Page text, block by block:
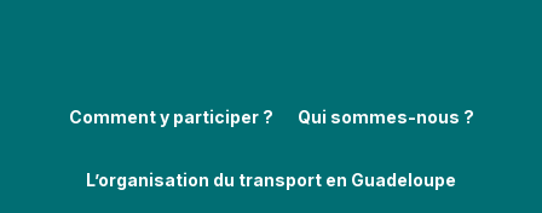
Comment y participer ? Qui sommes-nous ?
L’organisation du transport en Guadeloupe